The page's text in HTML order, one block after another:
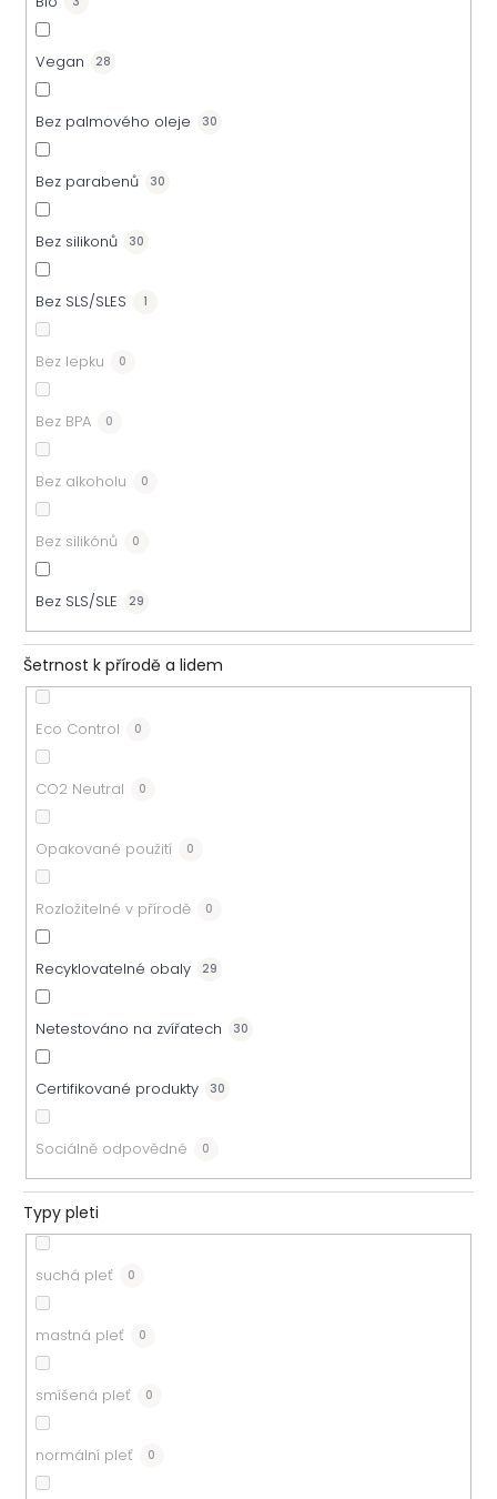
Vegan 28
Bez palmového oleje 30
Bez parabenů 30
Bez silikonů 30
Bez SLS/SLES 1
Bez lepku 0
Bez BPA 0
Bez alkoholu 0
Bez silikónů 0
Bez SLS/SLE 29
Šetrnost k přírodě a lidem
Eco Control 0
CO2 Neutral 0
Opakované použití 0
Rozložitelné v přírodě 0
Recyklovatelné obaly 29
Netestováno na zvířatech 30
Certifikované produkty 30
Sociálně odpovědné 0
Typy pleti
suchá pleť 0
mastná pleť 0
smíšená pleť 0
normální pleť 0